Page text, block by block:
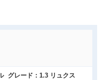
ブランドも、何処か不機嫌
しね。
点グレード：1.3 リュクス